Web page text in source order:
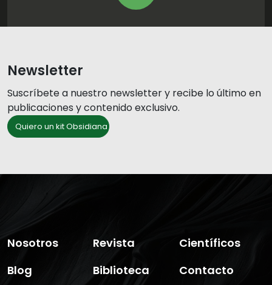
Newsletter
Suscríbete a nuestro newsletter y recibe lo último en
publicaciones y contenido exclusivo.
Quiero un kit Obsidiana
Nosotros Revista
Científicos
Blog
Biblioteca Contacto